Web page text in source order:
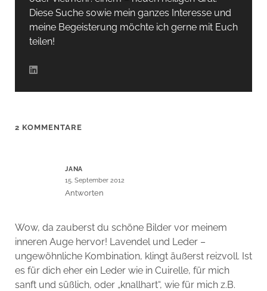
Diese Suche sowie mein ganzes Interesse und
meine Begeisterung möchte ich gerne mit Euch
teilen!
2 KOMMENTARE
JANA
15. September 2012
Antworten
Wow, da zauberst du schöne Bilder vor meinem
inneren Auge hervor! Lavendel und Leder –
ungewöhnliche Kombination, klingt äußerst reizvoll. Ist
es für dich eher ein Leder wie in Cuirelle, für mich
sanft und süßlich, oder „knallhart“, wie für mich z.B.